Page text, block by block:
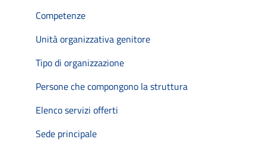
Competenze
Unità organizzativa genitore
Tipo di organizzazione
Persone che compongono la struttura
Elenco servizi offerti
Sede principale